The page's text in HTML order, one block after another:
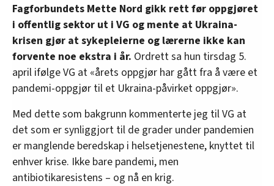
Fagforbundets Mette Nord gikk rett før oppgjøret
i offentlig sektor ut i VG og mente at Ukraina-
krisen gjør at sykepleierne og lærerne ikke kan
forvente noe ekstra i år. Ordrett sa hun tirsdag 5.
april ifølge VG at «årets oppgjør har gått fra å være et
pandemi-oppgjør til et Ukraina-påvirket oppgjør».
Med dette som bakgrunn kommenterte jeg til VG at
det som er synliggjort til de grader under pandemien
er manglende beredskap i helsetjenestene, knyttet til
enhver krise. Ikke bare pandemi, men
antibiotikaresistens – og nå en krig.